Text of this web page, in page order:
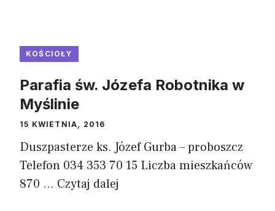
KOŚCIOŁY
Parafia św. Józefa Robotnika w
Myślinie
15 KWIETNIA, 2016
Duszpasterze ks. Józef Gurba – proboszcz
Telefon 034 353 70 15 Liczba mieszkańców
870 ... Czytaj dalej